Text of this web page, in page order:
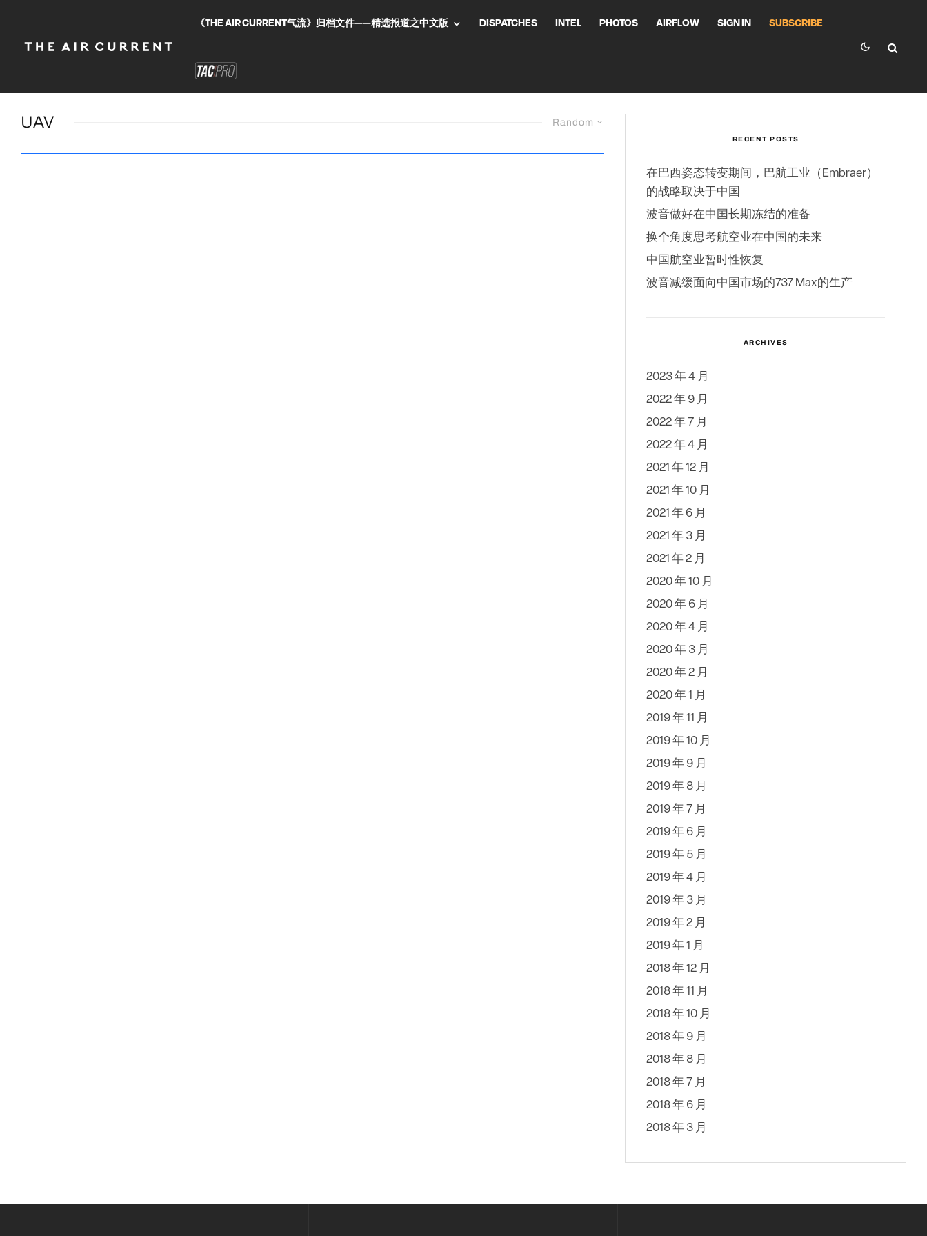
《THE AIR CURRENT气流》归档文件——精选报道之中文版 DISPATCHES INTEL PHOTOS AIRFLOW SIGN IN SUBSCRIBE
Random
UAV
RECENT POSTS
在巴西姿态转变期间，巴航工业（Embraer）
的战略取决于中国
波音做好在中国长期冻结的准备
换个角度思考航空业在中国的未来
中国航空业暂时性恢复
波音减缓面向中国市场的737 Max的生产
ARCHIVES
2023 年 4 月
2022 年 9 月
2022 年 7 月
2022 年 4 月
2021 年 12 月
2021 年 10 月
2021 年 6 月
2021 年 3 月
2021 年 2 月
2020 年 10 月
2020 年 6 月
2020 年 4 月
2020 年 3 月
2020 年 2 月
2020 年 1 月
2019 年 11 月
2019 年 10 月
2019 年 9 月
2019 年 8 月
2019 年 7 月
2019 年 6 月
2019 年 5 月
2019 年 4 月
2019 年 3 月
2019 年 2 月
2019 年 1 月
2018 年 12 月
2018 年 11 月
2018 年 10 月
2018 年 9 月
2018 年 8 月
2018 年 7 月
2018 年 6 月
2018 年 3 月